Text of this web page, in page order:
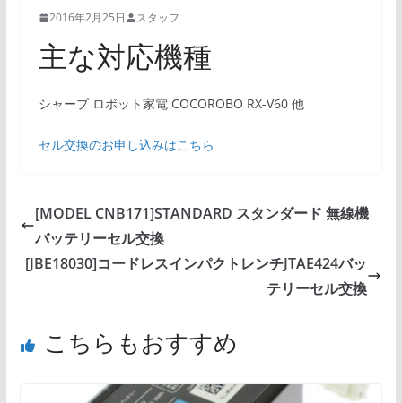
2016年2月25日 スタッフ
主な対応機種
シャープ ロボット家電 COCOROBO RX-V60 他
セル交換のお申し込みはこちら
[MODEL CNB171]STANDARD スタンダード 無線機
バッテリーセル交換
[JBE18030]コードレスインパクトレンチJTAE424バッ
テリーセル交換
こちらもおすすめ